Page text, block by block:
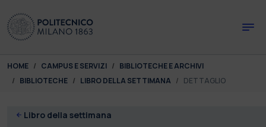
You are here:
HOME CAMPUS E SERVIZI
BIBLIOTECHE E ARCHIVI
BIBLIOTECHE
LIBRO DELLA SETTIMANA DETTAGLIO
Libro della settimana